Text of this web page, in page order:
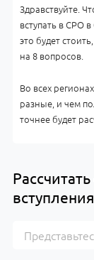
Здравствуйте.
вступать в СРО
это будет
на 8 вопросов.
Во всех
разные, и чем
точнее будет